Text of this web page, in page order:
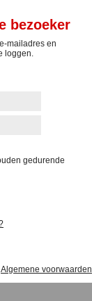
bezoeker
mailadres en
loggen.
gedurende
Algemene voorwaarden